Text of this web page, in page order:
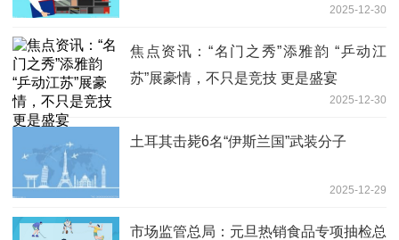
2025-12-30
焦点资讯：“名门之秀”添雅韵 “乒动江
苏”展豪情，不只是竞技 更是盛宴
2025-12-30
土耳其击毙6名“伊斯兰国”武装分子
2025-12-29
市场监管总局：元旦热销食品专项抽检总